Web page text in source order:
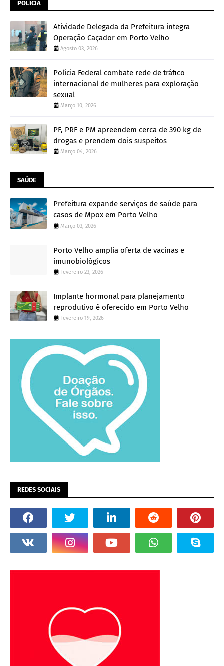
POLÍCIA
Atividade Delegada da Prefeitura integra
Operação Caçador em Porto Velho
Agosto 03, 2026
Polícia Federal combate rede de tráfico
internacional de mulheres para exploração
sexual
Março 10, 2026
PF, PRF e PM apreendem cerca de 390 kg de
drogas e prendem dois suspeitos
Março 04, 2026
SAÚDE
Prefeitura expande serviços de saúde para
casos de Mpox em Porto Velho
Março 03, 2026
Porto Velho amplia oferta de vacinas e
imunobiológicos
Fevereiro 23, 2026
Implante hormonal para planejamento
reprodutivo é oferecido em Porto Velho
Fevereiro 19, 2026
REDES SOCIAIS